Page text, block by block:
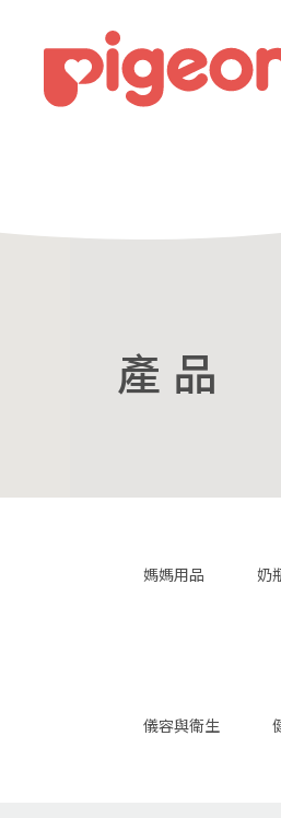
產 品
媽媽用品 奶
儀容與衛生